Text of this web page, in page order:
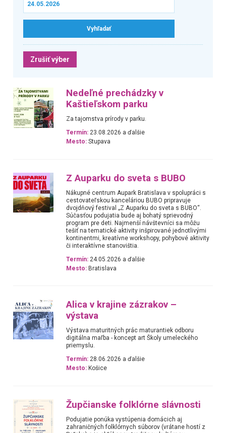
Zrušiť výber
Nedeľné prechádzky v
Kaštieľskom parku
Za tajomstva prírody v parku.
Termín: 23.08.2026 a ďalšie
Mesto: Stupava
Z Auparku do sveta s BUBO
Nákupné centrum Aupark Bratislava v spolupráci s
cestovateľskou kanceláriou BUBO pripravuje
dvojdňový festival „Z Auparku do sveta s BUBO“.
Súčasťou podujatia bude aj bohatý sprievodný
program pre deti. Najmenší návštevníci sa môžu
tešiť na tematické aktivity inšpirované jednotlivými
kontinentmi, kreatívne workshopy, pohybové aktivity
či interaktívne stanovištia.
Termín: 24.05.2026 a ďalšie
Mesto: Bratislava
Alica v krajine zázrakov –
výstava
Výstava maturitných prác maturantiek odboru
digitálna maľba - koncept art Školy umeleckého
priemyslu.
Termín: 28.06.2026 a ďalšie
Mesto: Košice
Župčianske folklórne slávnosti
Podujatie ponúka vystúpenia domácich aj
zahraničných folklórnych súborov (vrátane hostí z